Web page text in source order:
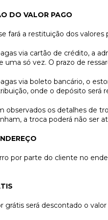
DO VALOR PAGO
fará a restituição dos
via cartão de crédito, a
uma só vez. O prazo de
via boleto bancário, o
onde o depósito será
observados os detalhes de
a troca poderá não ser
por parte do cliente no
grátis será descontado o